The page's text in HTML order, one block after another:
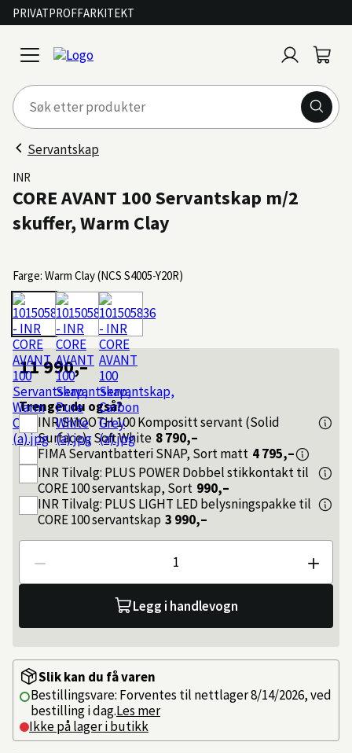
PRIVATPROFFARKITEKT
open
menu
inn
Servantskap
INR
CORE AVANT 100 Servantskap m/2
skuffer, Warm Clay
Farge: Warm Clay (NCS S4005-Y20R)
11 990,–
Trenger du også?
INRSMOOTH 100 Kompositt servant (Solid
Surface), Soft White 8 790,–
FIMAServantbatteri SNAP, Sort matt 4 795,–
INRTilvalg: PLUS POWER Dobbel stikkontakt til
CORE 100 servantskap, Sort 990,–
INRTilvalg: PLUS LIGHT LED belysningspakke til
CORE 100 servantskap 3 990,–
Antall
Legg i handlevogn
Slik kan du få varen
Bestillingsvare: Forventes til nettlager 8/14/2026, ved
bestilling i dag.Les mer
Ikke på lager i butikk